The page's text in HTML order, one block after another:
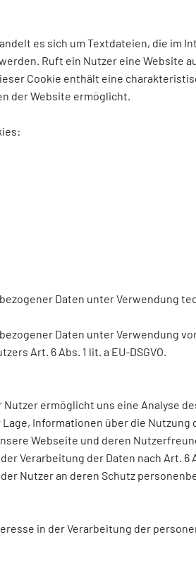
es sich um Textdateien, die im
Ruft ein Nutzer eine Website
Cookie enthält eine
der Website ermöglicht.
Daten unter Verwendung
Daten unter Verwendung
Art. 6 Abs. 1 lit. a EU-DSGVO.
ermöglicht uns eine Analyse
Informationen über die
Webseite und deren
Verarbeitung der Daten nach Art. 6
Nutzer an deren Schutz
in der Verarbeitung der